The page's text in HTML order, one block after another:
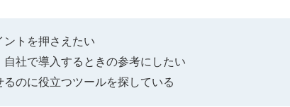
トを押さえたい
社で導入するときの参考にしたい
のに役立つツールを探している